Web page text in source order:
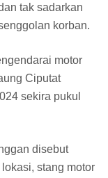
tak sadarkan
korban.
motor
Ciputat
sekira pukul
disebut
stang motor